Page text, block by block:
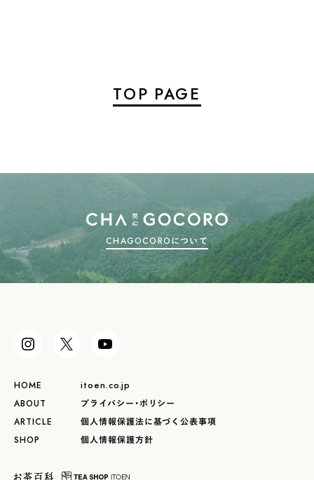
TOP PAGE
CHAGOCOROについて
HOME
ABOUT
ARTICLE
SHOP
itoen.co.jp
プライバシー・ポリシー
個人情報保護法に基づく公表事項
個人情報保護方針